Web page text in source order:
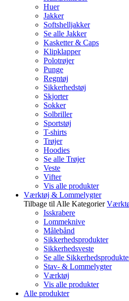
Huer
Jakker
Softshelljakker
Se alle Jakker
Kasketter & Caps
Klipklapper
Polotrøjer
Punge
Regntøj
Sikkerhedstøj
Skjorter
Sokker
Solbriller
Sportstøj
T-shirts
Trøjer
Hoodies
Se alle Trøjer
Veste
Vifter
Vis alle produkter
Værktøj & Lommelygter
Tilbage til Alle Kategorier
Isskrabere
Lommeknive
Målebånd
Sikkerhedsprodukter
Sikkerhedsveste
Se alle
Stav- & Lommelygter
Værktøj
Vis alle produkter
Alle produkter